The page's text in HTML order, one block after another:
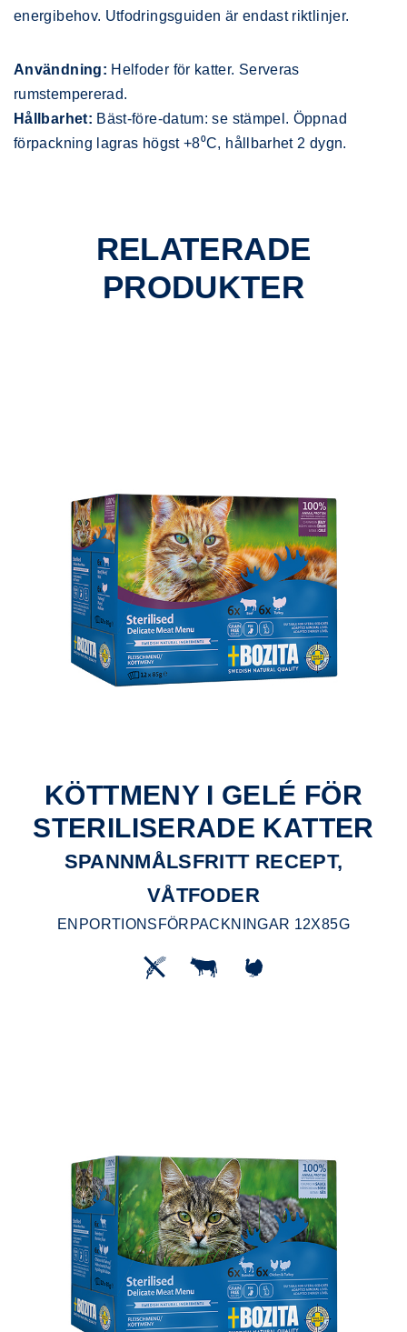
energibehov. Utfodringsguiden är endast riktlinjer.
Användning: Helfoder för katter. Serveras
rumstempererad.
Hållbarhet: Bäst-före-datum: se stämpel. Öppnad
förpackning lagras högst +8⁰C, hållbarhet 2 dygn.
RELATERADE
PRODUKTER
KÖTTMENY I GELÉ FÖR
STERILISERADE KATTER
SPANNMÅLSFRITT RECEPT,
VÅTFODER
ENPORTIONSFÖRPACKNINGAR 12X85G